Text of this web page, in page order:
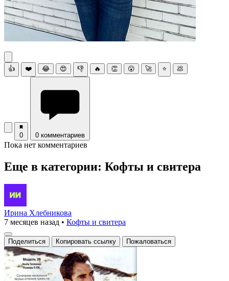
👍 ❤️ 😂 😍 👎 🔥 👏 😮 🚀 ⭐ 💩
0 0 комментариев
Пока нет комментариев
Еще в категории: Кофты и свитера
Ирина Хлебникова
7 месяцев назад • Кофты и свитера
Поделиться Копировать ссылку Пожаловаться